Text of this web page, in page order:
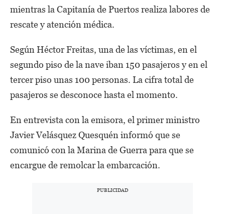
mientras la Capitanía de Puertos realiza labores de
rescate y atención médica.
Según Héctor Freitas, una de las víctimas, en el
segundo piso de la nave iban 150 pasajeros y en el
tercer piso unas 100 personas. La cifra total de
pasajeros se desconoce hasta el momento.
En entrevista con la emisora, el primer ministro
Javier Velásquez Quesquén informó que se
comunicó con la Marina de Guerra para que se
encargue de remolcar la embarcación.